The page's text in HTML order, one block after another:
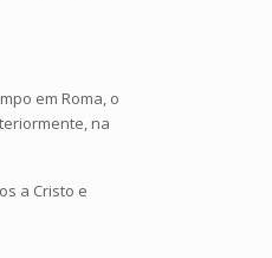
em Roma, o
na
a Cristo e